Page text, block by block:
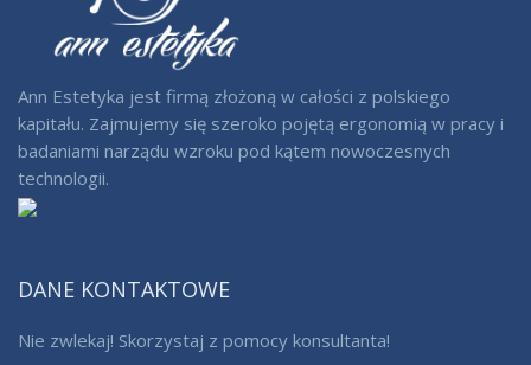
Ann Estetyka jest firmą złożoną w całości z polskiego
kapitału. Zajmujemy się szeroko pojętą ergonomią w pracy i
badaniami narządu wzroku pod kątem nowoczesnych
technologii.
DANE KONTAKTOWE
Nie zwlekaj! Skorzystaj z pomocy konsultanta!